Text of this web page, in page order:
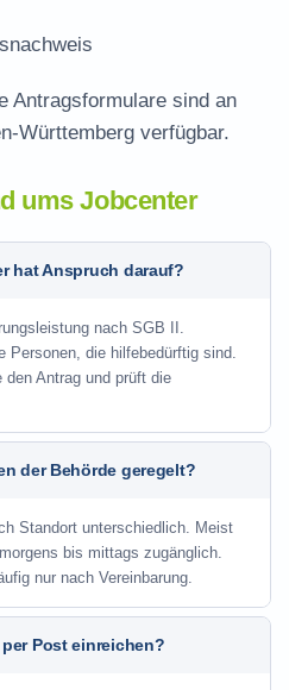
Antragsformulare sind an
Württemberg verfügbar.
ums Jobcenter
hat Anspruch darauf?
nach SGB II.
Personen, die hilfebedürftig sind.
den Antrag und prüft die
der Behörde geregelt?
Standort unterschiedlich. Meist
bis mittags zugänglich.
nur nach Vereinbarung.
Post einreichen?